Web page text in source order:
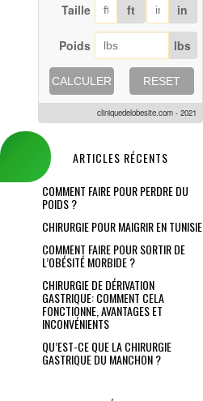
Taille ft in
Poids lbs
CALCULER RESET
cliniquedelobesite.com - 2021
ARTICLES RÉCENTS
COMMENT FAIRE POUR PERDRE DU
POIDS ?
CHIRURGIE POUR MAIGRIR EN TUNISIE
COMMENT FAIRE POUR SORTIR DE
L’OBÉSITÉ MORBIDE ?
CHIRURGIE DE DÉRIVATION
GASTRIQUE: COMMENT CELA
FONCTIONNE, AVANTAGES ET
INCONVÉNIENTS
QU’EST-CE QUE LA CHIRURGIE
GASTRIQUE DU MANCHON ?